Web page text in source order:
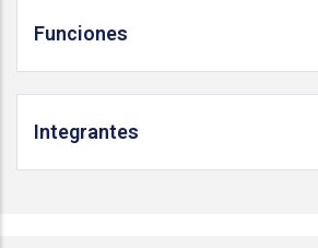
Funciones
Integrantes